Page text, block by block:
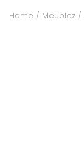
MEUBLEZ
Home Meublez